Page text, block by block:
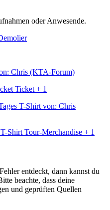
oder Anwesende.
Ticket + 1
Shirt Tour-Merchandise + 1
entdeckt, dann kannst du
beachte, dass deine
und geprüften Quellen